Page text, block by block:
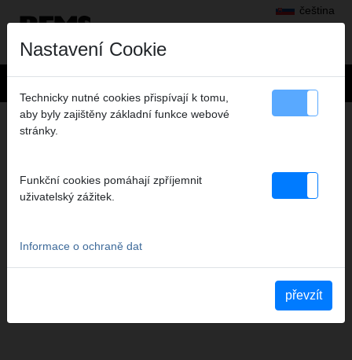
čeština
Výrobky> Čištění trubek a kanálů>REMS Cobra 22/32 Příslušenství
> Upínací čelist 16, bal. 2 ks
Obj.č. 174101
Spannbacke 16, 2er-Pack, für Cobra 32
(PDF)
Nastavení Cookie
Technicky nutné cookies přispívají k tomu,
aby byly zajištěny základní funkce webové
stránky.
Funkční cookies pomáhají zpříjemnit
uživatelský zážitek.
Informace o ochraně dat
převzít